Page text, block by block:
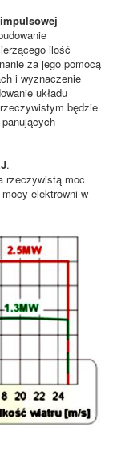
ilość
za jego pomocą
i wyznaczenie
układu
będzie
.
rzeczywistą moc
elektrowni w